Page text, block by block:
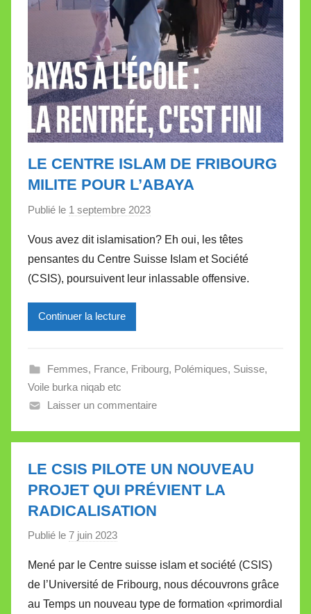
t
e
LE CENTRE ISLAM DE FRIBOURG
MILITE POUR L’ABAYA
Publié le 1 septembre 2023
r
M
i
l
V
l
l
e
t
t
Vous avez dit islamisation? Eh oui, les têtes
pensantes du Centre Suisse Islam et Société
(CSIS), poursuivent leur inlassable offensive.
Continuer la lecture
Femmes, France, Fribourg, Polémiques, Suisse,
Voile burka niqab etc
Laisser un commentaire
LE CSIS PILOTE UN NOUVEAU
PROJET QUI PRÉVIENT LA
RADICALISATION
Publié le 7 juin 2023
r
M
i
Mené par le Centre suisse islam et société (CSIS)
de l’Université de Fribourg, nous découvrons grâce
au Temps un nouveau type de formation «primordial